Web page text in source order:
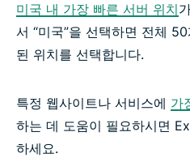
미국 내 가장 빠른 서버 위치
서 “미국”을 선택하면 전체
된 위치를 선택합니다.
특정 웹사이트나 서비스에 가
하는 데 도움이 필요하시면
하세요.